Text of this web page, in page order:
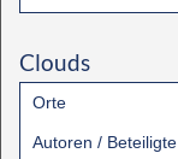
Clouds
Orte
Autoren / Beteiligte